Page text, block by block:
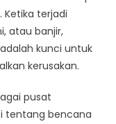
terjadi
atau banjir,
kunci untuk
kerusakan.
pusat
tentang bencana